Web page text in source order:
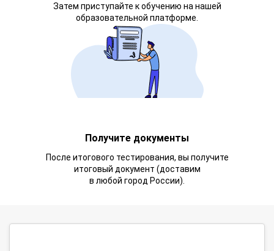
Затем приступайте к обучению на нашей
образовательной платформе.
Получите документы
После итогового тестирования, вы получите
итоговый документ (доставим
в любой город России).